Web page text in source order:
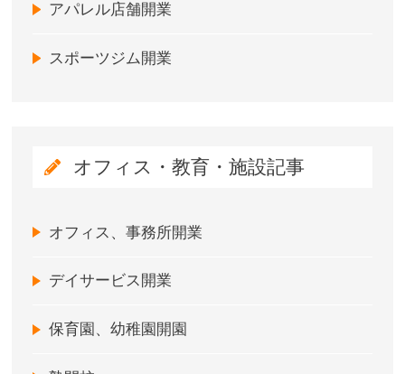
アパレル店舗開業
スポーツジム開業
オフィス・教育・施設記事
オフィス、事務所開業
デイサービス開業
保育園、幼稚園開園